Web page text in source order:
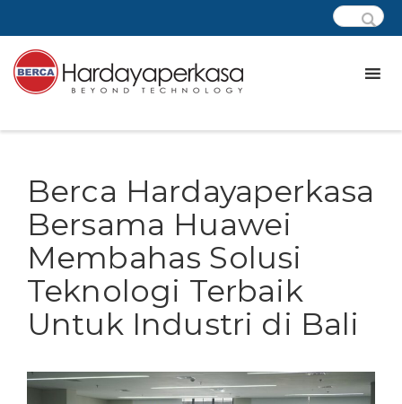
Berca Hardayaperkasa
Bersama Huawei
Membahas Solusi
Teknologi Terbaik
Untuk Industri di Bali